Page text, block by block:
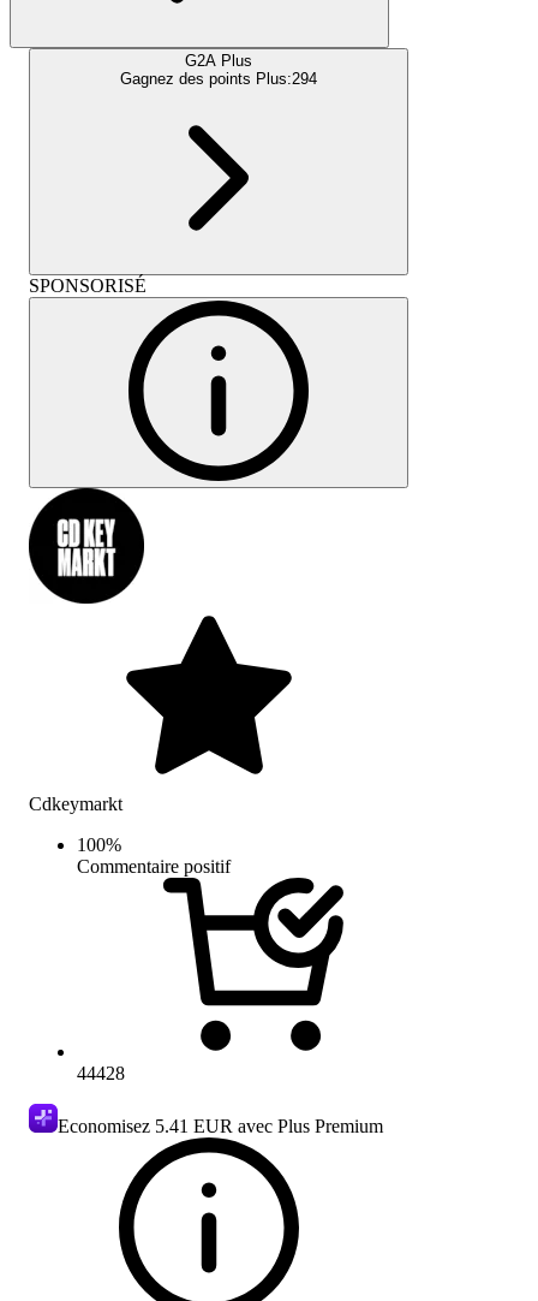
G2A Plus
Gagnez des points Plus:294
SPONSORISÉ
Cdkeymarkt
100%
Commentaire positif
44428
Economisez 5.41 EUR avec Plus Premium